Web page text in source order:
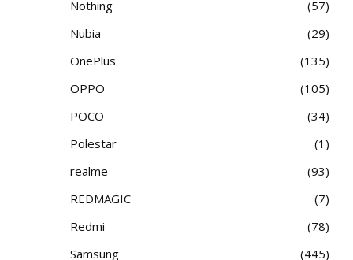
Nothing
57
Nubia
29
OnePlus
135
OPPO
105
POCO
34
Polestar
1
realme
93
REDMAGIC
7
Redmi
78
Samsung
445